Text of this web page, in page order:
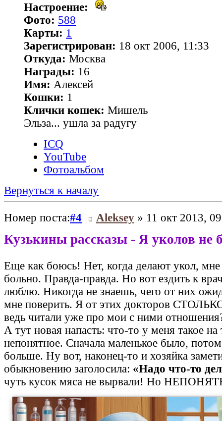
Настроение:
Фото: 588
Карты: 1
Зарегистрирован: 18 окт 2006, 11:33
Откуда: Москва
Награды: 16
Имя: Алексей
Кошки: 1
Клички кошек: Мишель
Эльза... ушла за радугу
ICQ
YouTube
Фотоальбом
Вернуться к началу
Номер поста:#4 Aleksey » 11 окт 2013,
Кузькины рассказы - Я уколов не
Еще как боюсь! Нет, когда делают укол,
больно. Правда-правда. Но вот ездить к
люблю. Никогда не знаешь, чего от них
мне поверить. Я от этих докторов
ведь читали уже про мои с ними
А тут новая напасть: что-то у меня такое на
непонятное. Сначала маленькое было,
больше. Ну вот, наконец-то и хозяйка
обыкновению заголосила: «Надо что-то
чуть кусок мяса не вырвали! Но